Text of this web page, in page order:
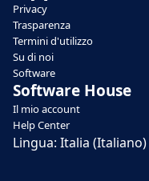
Privacy
Trasparenza
Termini d'utilizzo
Su di noi
Software
Software House
Il mio account
Help Center
Lingua: Italia (Italiano)